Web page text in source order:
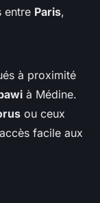
entre Paris,
à proximité
à Médine.
ou ceux
facile aux